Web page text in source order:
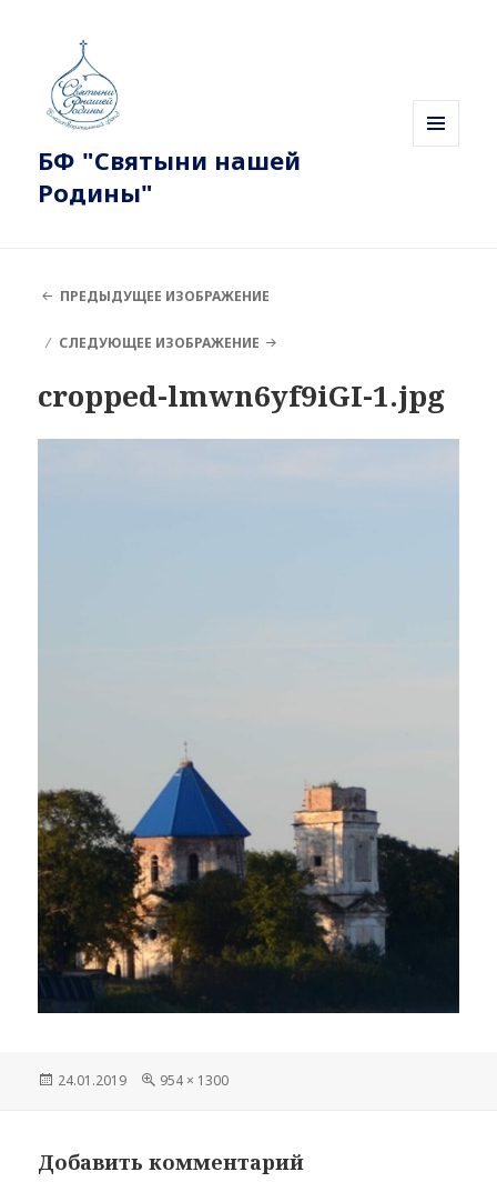
БФ "Святыни нашей
Родины"
ПРЕДЫДУЩЕЕ ИЗОБРАЖЕНИЕ
СЛЕДУЮЩЕЕ ИЗОБРАЖЕНИЕ
cropped-lmwn6yf9iGI-1.jpg
Опубликовано
24.01.2019
Полный
954 × 1300
Добавить комментарий